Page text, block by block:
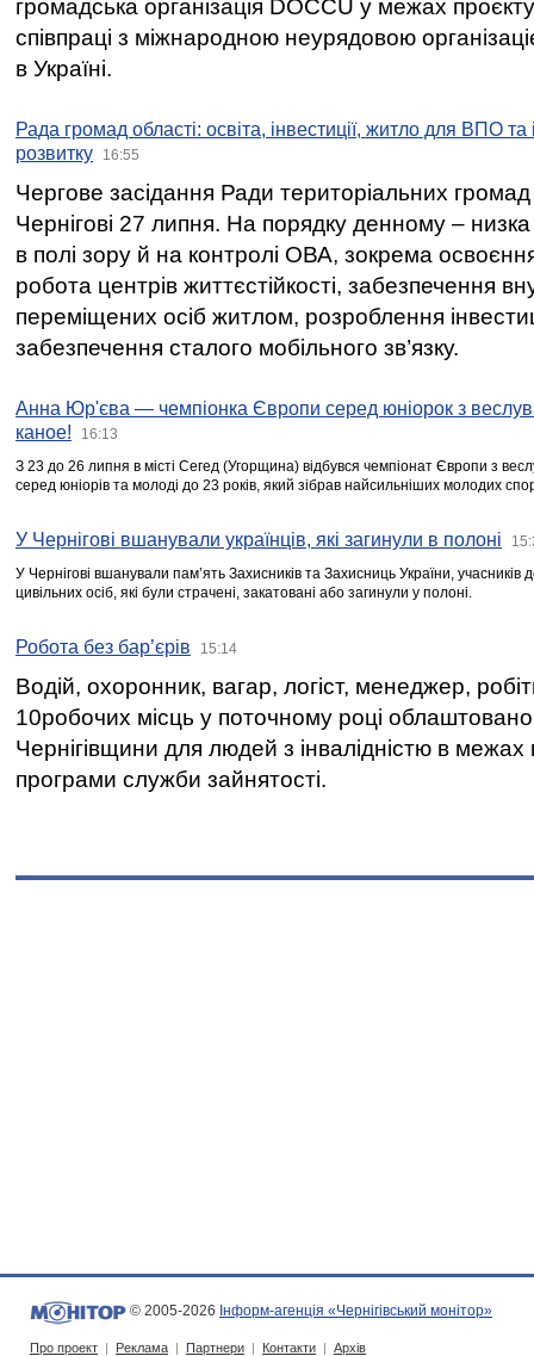
громадська організація DOCCU у межах
співпраці з міжнародною неурядовою
в Україні.
Рада громад області: освіта, інвестиції, житло для ВПО
розвитку
16:55
Чергове засідання Ради територіальних громад
Чернігові 27 липня. На порядку денному –
в полі зору й на контролі ОВА, зокрема освоєння
робота центрів життєстійкості, забезпечення
переміщених осіб житлом, розроблення
забезпечення сталого мобільного зв’язку.
Анна Юр'єва — чемпіонка Європи серед юніорок з
каное!
16:13
З 23 до 26 липня в місті Сегед (Угорщина) відбувся чемпіонат Європи з
серед юніорів та молоді до 23 років, який зібрав найсильніших молодих
У Чернігові вшанували українців, які загинули в полоні
У Чернігові вшанували пам’ять Захисників та Захисниць України,
цивільних осіб, які були страчені, закатовані або загинули у полоні.
Робота без бар’єрів 15:14
Водій, охоронник, вагар, логіст, менеджер,
10робочих місць у поточному році
Чернігівщини для людей з інвалідністю в межах
програми служби зайнятості.
© 2005-2026 Інформ-агенція «Чернігівський монітор»
Про проект | Реклама | Партнери | Контакти | Архів